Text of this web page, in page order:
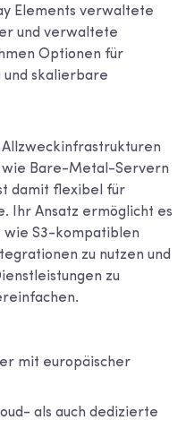
Elements verwaltete
und verwaltete
Optionen für
skalierbare
wie Bare-Metal-Servern
damit flexibel für
Ihr Ansatz ermöglicht es
wie S3-kompatiblen
zu nutzen und
zu
mit europäischer
als auch dedizierte